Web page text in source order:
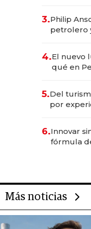
las
3.Philip
petrolero
Fénix
4.El nuevo
qué en
5.Del
por
6.Innovar
fórmula
Más noticias